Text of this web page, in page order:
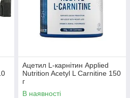
Ацетил L-карнітин Applied
Nutrition Acetyl L Carnitine 150
г
В наявності